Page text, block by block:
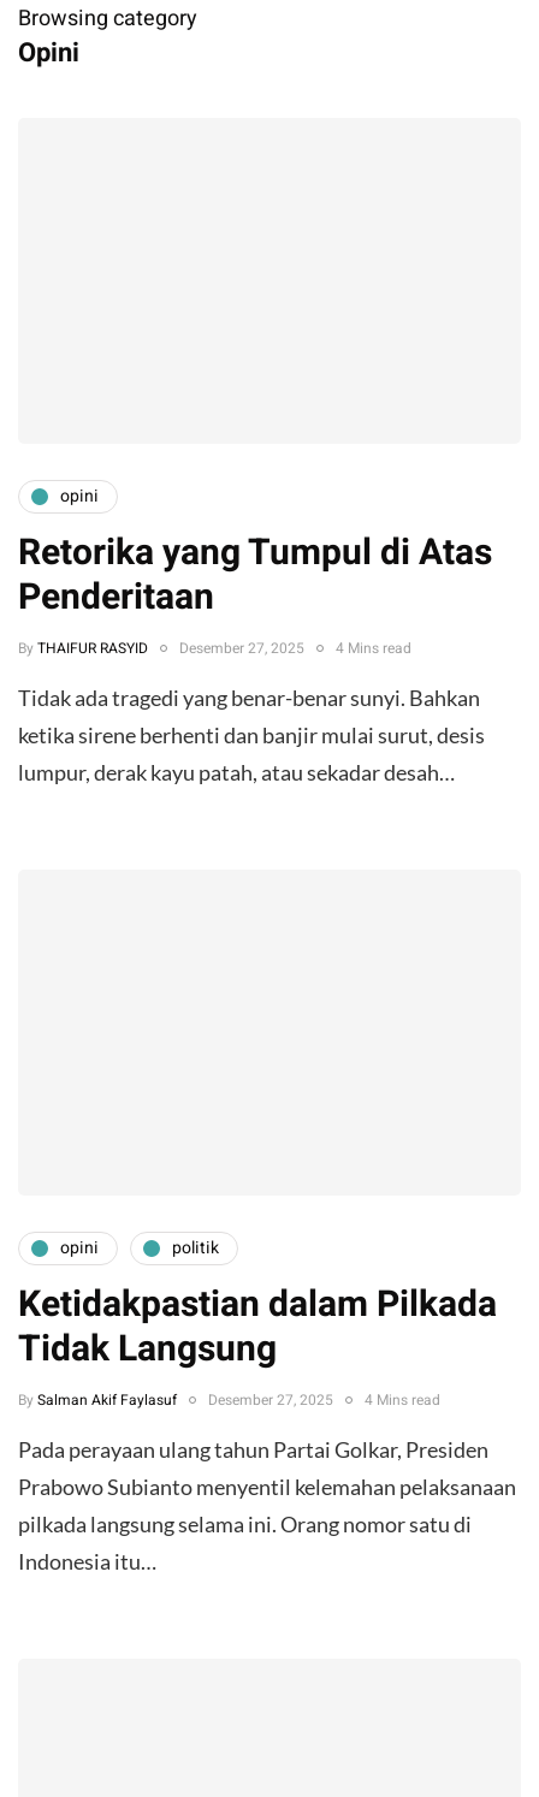
Browsing category
Opini
opini
Retorika yang Tumpul di Atas
Penderitaan
By THAIFUR RASYID Desember 27, 2025 4 Mins read
Tidak ada tragedi yang benar-benar sunyi. Bahkan
ketika sirene berhenti dan banjir mulai surut, desis
lumpur, derak kayu patah, atau sekadar desah…
opini politik
Ketidakpastian dalam Pilkada
Tidak Langsung
By Salman Akif Faylasuf Desember 27, 2025 4 Mins read
Pada perayaan ulang tahun Partai Golkar, Presiden
Prabowo Subianto menyentil kelemahan pelaksanaan
pilkada langsung selama ini. Orang nomor satu di
Indonesia itu…